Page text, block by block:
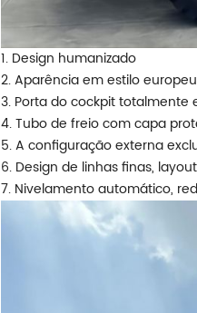
1. Design humanizado
2. Aparência em estilo
3. Porta do cockpit
4. Tubo de freio com capa
5. A configuração externa
6. Design de linhas finas,
7. Nivelamento automático,